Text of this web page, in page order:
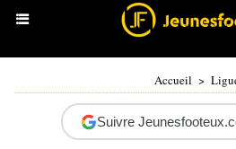
Accueil >
Suivre